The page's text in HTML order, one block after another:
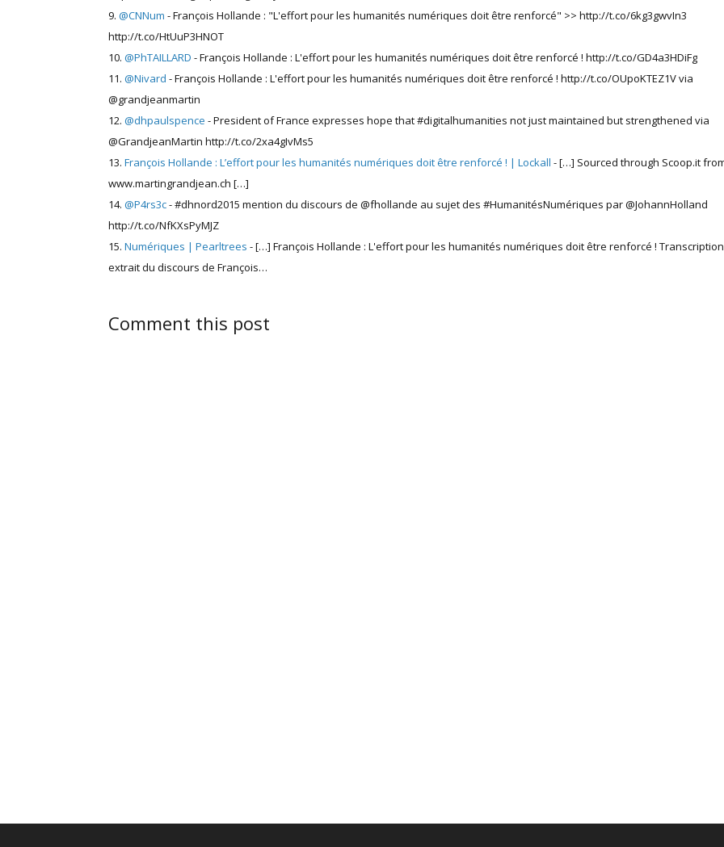
@CNNum - François Hollande : "L'effort pour les humanités numériques doit être renforcé" >> http://t.co/6kg3gwvIn3
http://t.co/HtUuP3HNOT
@PhTAILLARD - François Hollande : L'effort pour les humanités numériques doit être renforcé ! http://t.co/GD4a3HDiFg
@Nivard - François Hollande : L'effort pour les humanités numériques doit être renforcé ! http://t.co/OUpoKTEZ1V via
@grandjeanmartin
@dhpaulspence - President of France expresses hope that #digitalhumanities not just maintained but strengthened via
@GrandjeanMartin http://t.co/2xa4gIvMs5
François Hollande : L’effort pour les humanités numériques doit être renforcé ! | Lockall - […] Sourced through Scoop.it
www.martingrandjean.ch […]
@P4rs3c- #dhnord2015 mention du discours de @fhollande au sujet des #HumanitésNumériques par @JohannHolland
http://t.co/NfKXsPyMJZ
Numériques | Pearltrees - […] François Hollande : L'effort pour les humanités numériques doit être renforcé ! Transcription
extrait du discours de François…
Comment this post